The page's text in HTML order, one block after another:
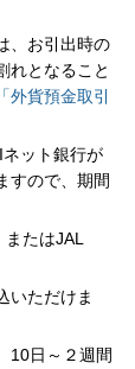
、お引出時の
れとなること
貨預金取引
ット銀行が
すので、期間
たはJAL
いただけま
10日～２週間